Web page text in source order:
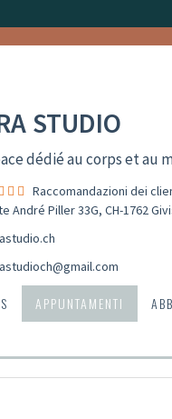
STUDIO
dédié au corps et au
Raccomandazioni dei
André Piller 33G, CH-1762
APPUNTAMENTI